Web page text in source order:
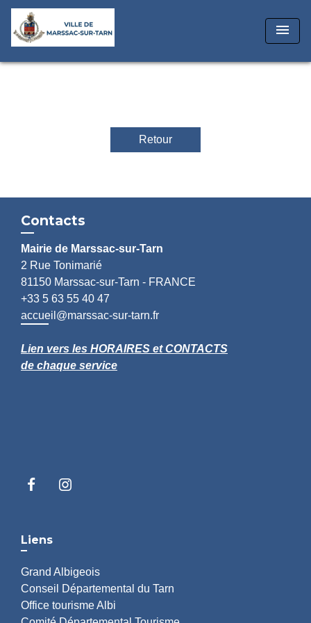
menu
Retour
Contacts
Mairie de Marssac-sur-Tarn
2 Rue Tonimarié
81150 Marssac-sur-Tarn - FRANCE
+33 5 63 55 40 47
accueil@marssac-sur-tarn.fr
Lien vers les HORAIRES et CONTACTS
de chaque service
Liens
Grand Albigeois
Conseil Départemental du Tarn
Office tourisme Albi